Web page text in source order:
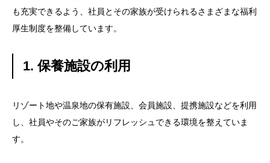
も充実できるよう、社員とその家族が受けられるさまざまな福利
厚生制度を整備しています。
1. 保養施設の利用
リゾート地や温泉地の保有施設、会員施設、提携施設などを利用
し、社員やそのご家族がリフレッシュできる環境を整えていま
す。